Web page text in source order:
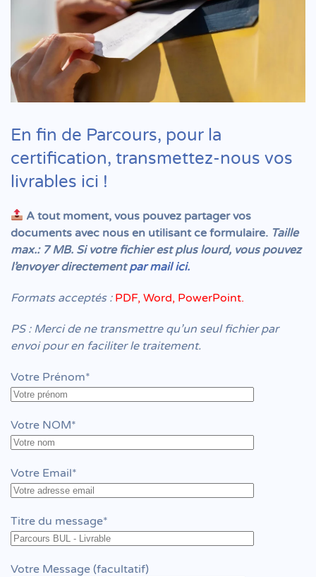
En fin de Parcours, pour la
certification, transmettez-nous vos
livrables ici !
A tout moment, vous pouvez partager vos
documents avec nous en utilisant ce formulaire. Taille
max.: 7 MB. Si votre fichier est plus lourd, vous pouvez
l’envoyer directementpar mail ici.
Formats acceptés : PDF, Word, PowerPoint.
PS : Merci de ne transmettre qu’un seul fichier par
envoi pour en faciliter le traitement.
Votre Prénom*
Votre NOM*
Votre Email*
Titre du message*
Votre Message (facultatif)